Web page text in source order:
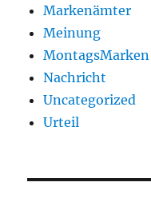
Markenämter
Meinung
MontagsMarken
Nachricht
Uncategorized
Urteil